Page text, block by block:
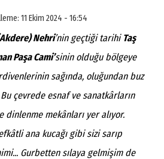
11 Ekim 2024 - 16:54
Nehri’nin geçtiği tarihi Taş
Paşa Cami’sinin olduğu bölgeye
sağında, oluğundan buz
çevrede esnaf ve sanatkârların
dinlenme mekânları yer alıyor.
ana kucağı gibi sizi sarıp
Gurbetten sılaya gelmişim de